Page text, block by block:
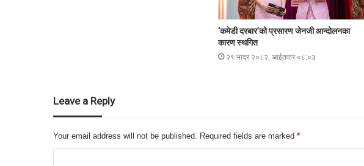
‘कमेडी दरबार’को प्रसारण जेनजी आन्दोलनका
कारण स्थगित
२९ भाद्र २०८२, आईतवार ०८:०३
Leave a Reply
Your email address will not be published. Required fields are marked *